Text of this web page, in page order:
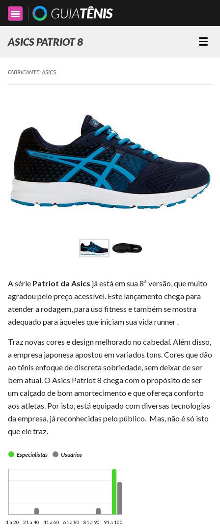
Toggle
navigation
ASICS PATRIOT 8
FABRICANTE:ASICS
A série Patriot da Asics já está em sua 8ª versão, que muito
agradou pelo preço acessível. Este lançamento chega para
atender a rodagem, para uso fitness e também se mostra
adequado para àqueles que iniciam sua vida runner .
Traz novas cores e design melhorado no cabedal. Além disso,
a empresa japonesa apostou em variados tons. Cores que dão
ao tênis enfoque de discreta sobriedade, sem deixar de ser
bem atual. O Asics Patriot 8 chega com o propósito de ser
um calçado de bom amortecimento e que ofereça conforto
aos atletas. Por isto, está equipado com diversas tecnologias
da empresa, já reconhecidas pelo público. Mas, não é só isto
que ele traz.
Especialistas Usuários
1 a 20 21 a 40 41 a 60 61 a 80 81 a 90 91 a 100